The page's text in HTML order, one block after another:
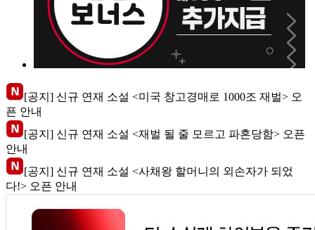
[공지] 신규 연재 소설 <미국 창고경매로 1000조 재벌> 오
픈 안내
[공지] 신규 연재 소설 <재벌 될 줄 모르고 파혼당함> 오픈
안내
[공지] 신규 연재 소설 <사채왕 할머니의 외손자가 되었
다!> 오픈 안내